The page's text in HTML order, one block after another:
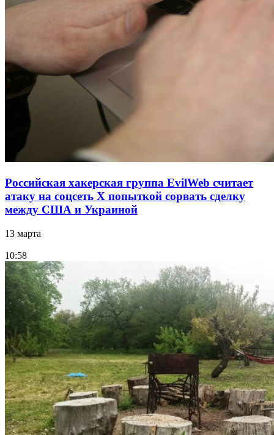
Российская хакерская группа EvilWeb считает
атаку на соцсеть Х попыткой сорвать сделку
между США и Украиной
13 марта
10:58